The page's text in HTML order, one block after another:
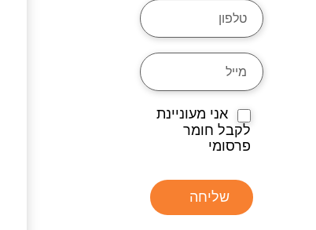
אני מעוניינת
לקבל חומר
פרסומי
שליחה